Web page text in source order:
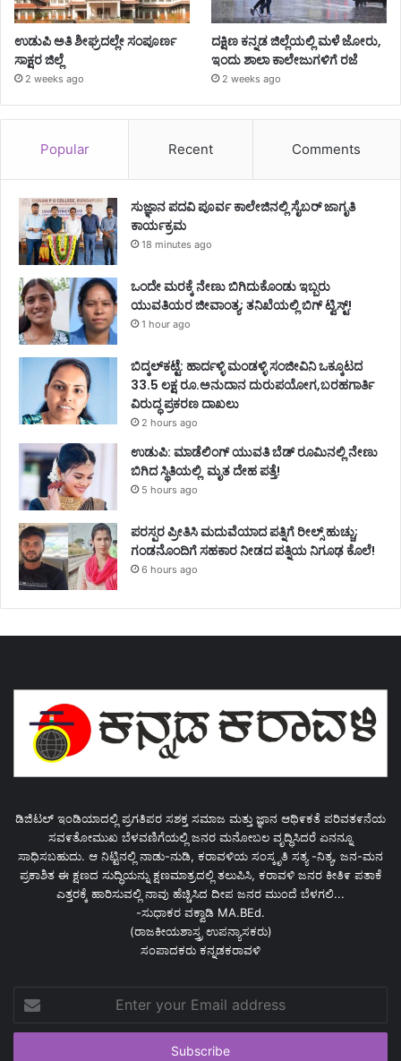
ಉಡುಪಿ ಅತಿ ಶೀಘ್ರದಲ್ಲೇ ಸಂಪೂರ್ಣ
ಸಾಕ್ಷರ ಜಿಲ್ಲೆ
2 weeks ago
ದಕ್ಷಿಣ ಕನ್ನಡ ಜಿಲ್ಲೆಯಲ್ಲಿ ಮಳೆ ಜೋರು,
ಇಂದು ಶಾಲಾ ಕಾಲೇಜುಗಳಿಗೆ ರಜೆ
2 weeks ago
Popular Recent Comments
ಸುಜ್ಞಾನ ಪದವಿ ಪೂರ್ವ ಕಾಲೇಜಿನಲ್ಲಿ ಸೈಬರ್ ಜಾಗೃತಿ
ಕಾರ್ಯಕ್ರಮ
18 minutes ago
ಒಂದೇ ಮರಕ್ಕೆ ನೇಣು ಬಿಗಿದುಕೊಂಡು ಇಬ್ಬರು
ಯುವತಿಯರ ಜೀವಾಂತ್ಯ; ತನಿಖೆಯಲ್ಲಿ ಬಿಗ್ ಟ್ವಿಸ್ಟ್!
1 hour ago
ಬಿದ್ಕಲ್‌ಕಟ್ಟೆ: ಹಾರ್ದಳ್ಳಿ ಮಂಡಳ್ಳಿ ಸಂಜೀವಿನಿ ಒಕ್ಕೂಟದ
33.5 ಲಕ್ಷ ರೂ.ಅನುದಾನ ದುರುಪಯೋಗ,ಬರಹಗಾರ್ತಿ
ವಿರುದ್ಧ ಪ್ರಕರಣ ದಾಖಲು
2 hours ago
ಉಡುಪಿ: ಮಾಡೆಲಿಂಗ್ ಯುವತಿ ಬೆಡ್ ರೂಮಿನಲ್ಲಿ ನೇಣು
ಬಿಗಿದ ಸ್ಥಿತಿಯಲ್ಲಿ ಮೃತ ದೇಹ ಪತ್ತೆ!
5 hours ago
ಪರಸ್ಪರ ಪ್ರೀತಿಸಿ ಮದುವೆಯಾದ ಪತ್ನಿಗೆ ರೀಲ್ಸ್ ಹುಚ್ಚು;
ಗಂಡನೊಂದಿಗೆ ಸಹಕಾರ ನೀಡದ ಪತ್ನಿಯ ನಿಗೂಢ ಕೊಲೆ!
6 hours ago
ಡಿಜಿಟಲ್ ಇಂಡಿಯಾದಲ್ಲಿ ಪ್ರಗತಿಪರ ಸಶಕ್ತ ಸಮಾಜ ಮತ್ತು ಜ್ಞಾನ ಆಥಿ೯ಕತೆ ಪರಿವತ೯ನೆಯ
ಸವ೯ತೋಮುಖ ಬೆಳವಣಿಗೆಯಲ್ಲಿ ಜನರ ಮನೋಬಲ ವೃದ್ಧಿಸಿದರೆ ಏನನ್ನೂ
ಸಾಧಿಸಬಹುದು. ಆ ನಿಟ್ಟಿನಲ್ಲಿ ನಾಡು-ನುಡಿ, ಕರಾವಳಿಯ ಸಂಸ್ಕೃತಿ ಸತ್ಯ -ನಿತ್ಯ, ಜನ-ಮನ
ಪ್ರಕಾಶಿತ ಈ ಕ್ಷಣದ ಸುದ್ಧಿಯನ್ನು ಕ್ಷಣಮಾತ್ರದಲ್ಲಿ ತಲುಪಿಸಿ, ಕರಾವಳಿ ಜನರ ಕೀತಿ೯ ಪತಾಕೆ
ಎತ್ತರಕ್ಕೆ ಹಾರಿಸುವಲ್ಲಿ ನಾವು ಹೆಚ್ಚಿಸಿದ ದೀಪ ಜನರ ಮುಂದೆ ಬೆಳಗಲಿ...
-ಸುಧಾಕರ ವಕ್ವಾಡಿ MA.BEd.
(ರಾಜಕೀಯಶಾಸ್ತ್ರ ಉಪನ್ಯಾಸಕರು)
ಸಂಪಾದಕರು ಕನ್ನಡಕರಾವಳಿ
your
Email